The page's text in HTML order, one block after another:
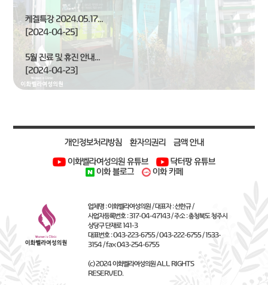
케겔특강 2024.05.17...
[2024-04-25]
5월 진료 및 휴진 안내...
[2024-04-23]
개인정보처리방침 환자의권리 금액 안내
이화벨라여성의원 유튜브
닥터팡 유튜브
이화 블로그
이화 카페
업체명 : 이화벨라여성의원 / 대표자 : 선한규 /
사업자등록번호 : 317-04-47143 / 주소 : 충청북도 청주시
상당구 단재로 141-3
대표번호 : 043-223-6755 / 043-222-6755 / 1533-
3154 / fax 043-254-6755
(c) 2024 이화벨라여성의원 ALL RIGHTS
RESERVED.